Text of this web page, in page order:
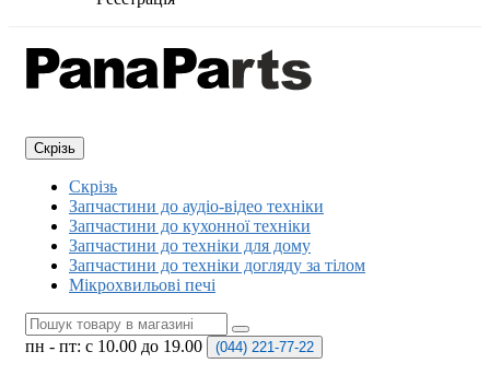
Скрізь
Скрізь
Запчастини до аудіо-відео техніки
Запчастини до кухонної техніки
Запчастини до техніки для дому
Запчастини до техніки догляду за тілом
Мікрохвильові печі
пн - пт: с 10.00 до 19.00 (044) 221-77-22